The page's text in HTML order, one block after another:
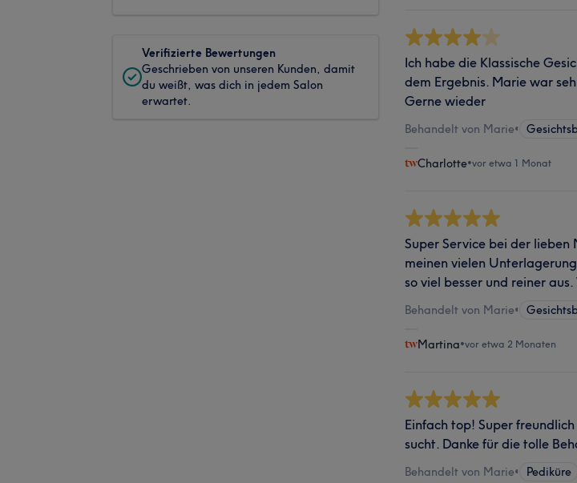
Verifizierte Bewertungen
Geschrieben von unseren Kunden, damit
du weißt, was dich in jedem Salon
erwartet.
Ich habe die Klassische
dem Ergebnis. Marie war
Gerne wieder
Behandelt von Marie•
Charlotte•vor etwa 1 Monat
Super Service bei der
meinen vielen
so viel besser und reiner
Behandelt von Marie•
Martina•vor etwa 2 Monaten
Einfach top! Super
sucht. Danke für die tolle
Behandelt von Marie• Pediküre